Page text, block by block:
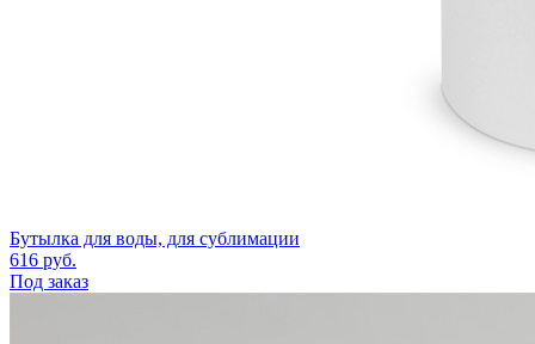
Бутылка для воды, для сублимации
616 руб.
Под заказ